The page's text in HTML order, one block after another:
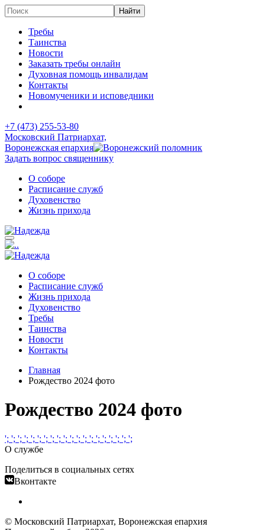
Требы
Таинства
Новости
Заказать требы онлайн
Духовная помощь инвалидам
Контакты
Новомученики и исповедники
+7 (473) 255-53-80
Московский Патриархат,
Воронежская епархия
Задать вопрос священнику
О соборе
Расписание служб
Духовенство
Жизнь прихода
О соборе
Расписание служб
Жизнь прихода
Духовенство
Требы
Таинства
Новости
Контакты
Главная
Рождество 2024 фото
Рождество 2024 фото
'; '; '; '; '; '; '; '; '; '; '; '; '; '; '; '; '; '; '; ';
О службе
Поделиться в социальных сетях
Вконтакте
© Московский Патриархат, Воронежcкая епархия